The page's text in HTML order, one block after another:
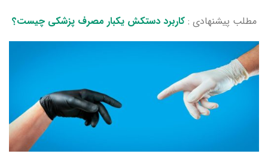
مطلب پیشنهادی :کاربرد دستکش یکبار مصرف پزشکی چیست؟